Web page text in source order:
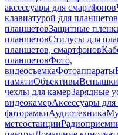
аксессуары для смартфонов
клавиатурой для планшетов
планшетовЗащитные
планшетовСтилусы для
планшетов, смартфонов
планшетовФото,
видеосъемкаФотоаппараты
памятиОбъективыВспышки
чехлы для камерЗарядные
видеокамерАксессуары для
фоторамкиАудиотехника
метеостанции